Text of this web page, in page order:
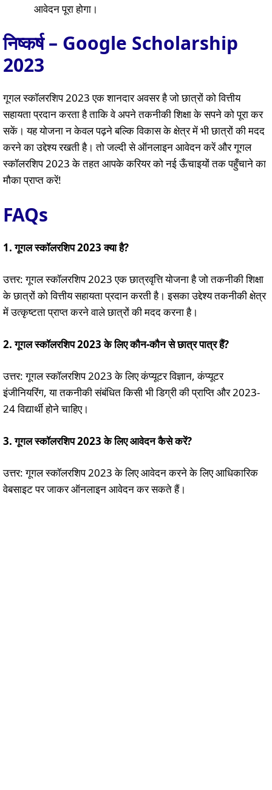
आवेदन पूरा होगा।
निष्कर्ष – Google Scholarship
2023
गूगल स्कॉलरशिप 2023 एक शानदार अवसर है जो छात्रों को वित्तीय
सहायता प्रदान करता है ताकि वे अपने तकनीकी शिक्षा के सपने को पूरा कर
सकें। यह योजना न केवल पढ़ने बल्कि विकास के क्षेत्र में भी छात्रों की मदद
करने का उद्देश्य रखती है। तो जल्दी से ऑनलाइन आवेदन करें और गूगल
स्कॉलरशिप 2023 के तहत आपके करियर को नई ऊँचाइयों तक पहुँचाने का
मौका प्राप्त करें!
FAQs
1. गूगल स्कॉलरशिप 2023 क्या है?
उत्तर: गूगल स्कॉलरशिप 2023 एक छात्रवृत्ति योजना है जो तकनीकी शिक्षा
के छात्रों को वित्तीय सहायता प्रदान करती है। इसका उद्देश्य तकनीकी क्षेत्र
में उत्कृष्टता प्राप्त करने वाले छात्रों की मदद करना है।
2. गूगल स्कॉलरशिप 2023 के लिए कौन-कौन से छात्र पात्र हैं?
उत्तर: गूगल स्कॉलरशिप 2023 के लिए कंप्यूटर विज्ञान, कंप्यूटर
इंजीनियरिंग, या तकनीकी संबंधित किसी भी डिग्री की प्राप्ति और 2023-
24 विद्यार्थी होने चाहिए।
3. गूगल स्कॉलरशिप 2023 के लिए आवेदन कैसे करें?
उत्तर: गूगल स्कॉलरशिप 2023 के लिए आवेदन करने के लिए आधिकारिक
वेबसाइट पर जाकर ऑनलाइन आवेदन कर सकते हैं।